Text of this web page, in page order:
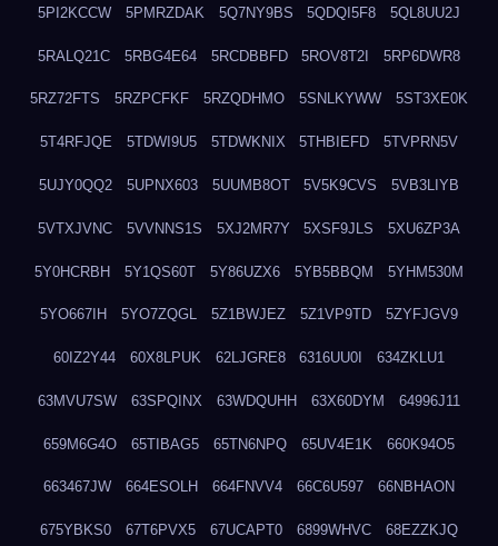
5PI2KCCW 5PMRZDAK 5Q7NY9BS 5QDQI5F8 5QL8UU2J
5RALQ21C 5RBG4E64 5RCDBBFD 5ROV8T2I 5RP6DWR8
5RZ72FTS 5RZPCFKF 5RZQDHMO 5SNLKYWW 5ST3XE0K
5T4RFJQE 5TDWI9U5 5TDWKNIX 5THBIEFD 5TVPRN5V
5UJY0QQ2 5UPNX603 5UUMB8OT 5V5K9CVS 5VB3LIYB
5VTXJVNC 5VVNNS1S 5XJ2MR7Y 5XSF9JLS 5XU6ZP3A
5Y0HCRBH 5Y1QS60T 5Y86UZX6 5YB5BBQM 5YHM530M
5YO667IH 5YO7ZQGL 5Z1BWJEZ 5Z1VP9TD 5ZYFJGV9
60IZ2Y44 60X8LPUK 62LJGRE8 6316UU0I 634ZKLU1
63MVU7SW 63SPQINX 63WDQUHH 63X60DYM 64996J11
659M6G4O 65TIBAG5 65TN6NPQ 65UV4E1K 660K94O5
663467JW 664ESOLH 664FNVV4 66C6U597 66NBHAON
675YBKS0 67T6PVX5 67UCAPT0 6899WHVC 68EZZKJQ